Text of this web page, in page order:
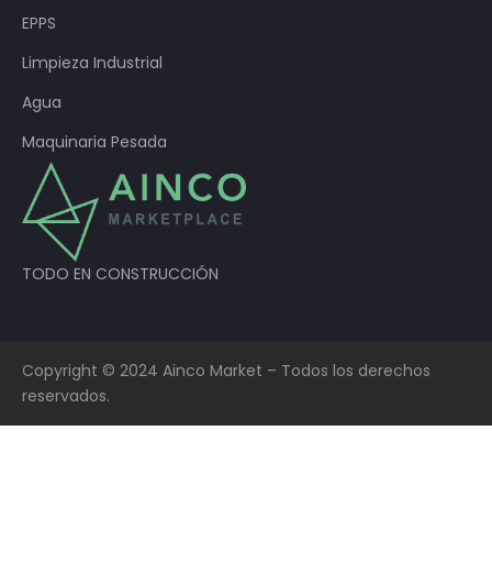
EPPS
Limpieza Industrial
Agua
Maquinaria Pesada
TODO EN CONSTRUCCIÓN
Copyright © 2024 Ainco Market – Todos los derechos
reservados.